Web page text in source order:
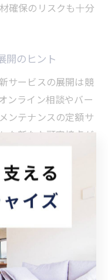
確保のリスクも十分
開のヒント
サービスの展開は競
ンライン相談やバー
ンテナンスの定額サ
た新たな顧客接点が
。
フの教育やシステム
す。例えば、施工事
化、定期的な顧客
ます。これによ
客の獲得が期待でき